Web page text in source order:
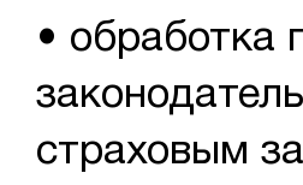
• обработка
страховым